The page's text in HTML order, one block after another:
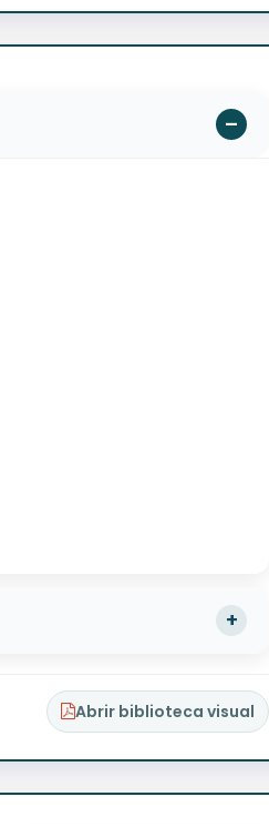
Abrir biblioteca visual